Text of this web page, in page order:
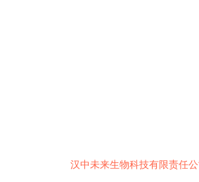
汉中未来生物科技有限责任